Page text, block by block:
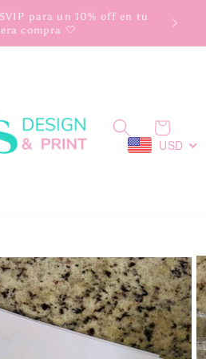
para un 10% off en tu
compra 🤍
Carrito
USD